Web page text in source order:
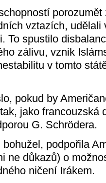
porozumět
vztazích, udělali
To spustilo
zálivu, vznik
v tomto
pokud by
jako francouzská
G. Schrödera.
podpořila
ne důkazů) o
ničení Irákem.